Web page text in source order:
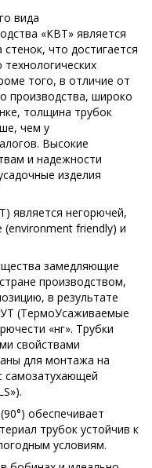
вида
«КВТ» является
что достигается
того, в отличие от
производства, широко
толщина трубок
чем у
Высокие
и надежности
изделия
является негорючей,
friendly) и
замедляющие
производством,
в результате
(ТермоУсаживаемые
«нг». Трубки
свойствами
для монтажа на
самозатухающей
обеспечивает
трубок устойчив к
условиям.